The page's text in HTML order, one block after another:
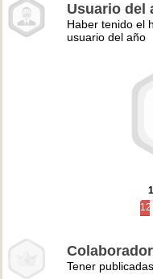
Usuario del
Haber tenido el
usuario del año
Tener